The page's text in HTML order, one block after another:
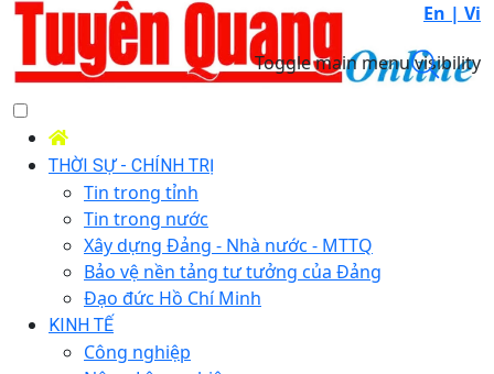
En | Vi
Toggle main menu visibility
THỜI SỰ - CHÍNH TRỊ
Tin trong tỉnh
Tin trong nước
Xây dựng Đảng - Nhà nước - MTTQ
Bảo vệ nền tảng tư tưởng của Đảng
Đạo đức Hồ Chí Minh
KINH TẾ
Công nghiệp